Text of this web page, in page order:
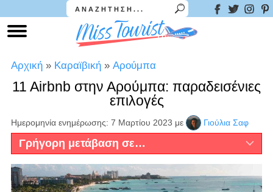
Αρχική » Καραϊβική » Αρούμπα
11 Airbnb στην Αρούμπα: παραδεισένιες
επιλογές
Ημερομηνία ενημέρωσης: 7 Μαρτίου 2023 με Γιούλια Σαφ
Γρήγορη μετάβαση σε…